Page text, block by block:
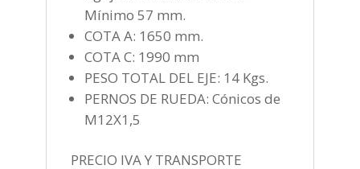
Mínimo 57 mm.
COTA A: 1650 mm.
COTA C: 1990 mm
PESO TOTAL DEL EJE: 14 Kgs.
PERNOS DE RUEDA: Cónicos de
M12X1,5
PRECIO IVA Y TRANSPORTE